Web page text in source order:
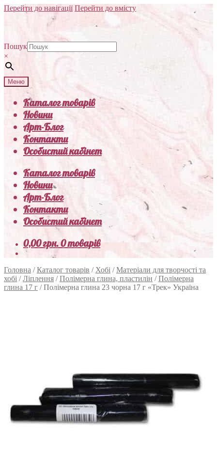
Перейти до навігації Перейти до вмісту
Пошук
×
Меню
Каталог товарів
Новини
Арт-Блог
Контакти
Особистий кабінет
Каталог товарів
Новини
Арт-Блог
Контакти
Особистий кабінет
0,00грн.0 товарів
Головна /Каталог товарів / Хобі /Матеріали для творчості та
хобі /Ліплення /Полімерна глина, пластилін /Полімерна
глина 17 г /Полімерна глина 23 чорна 17 г «Трек» Україна